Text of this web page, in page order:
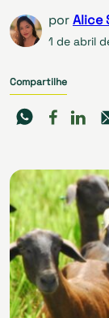
porAlice
1 de abril
Compartilhe